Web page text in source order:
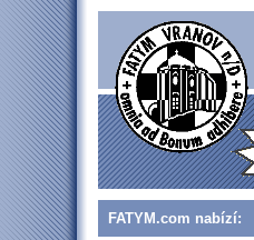
FATYM.com nabízí: